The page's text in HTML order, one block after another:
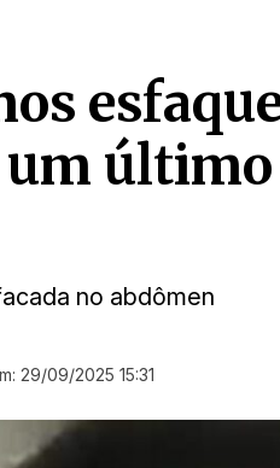
um
no abdômen
29/09/2025 15:31